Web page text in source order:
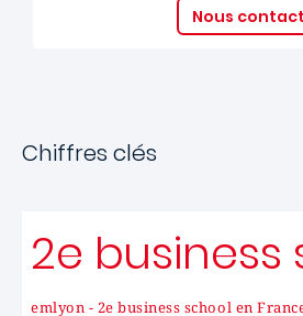
Nous
Chiffres clés
2e business
emlyon - 2e business school en